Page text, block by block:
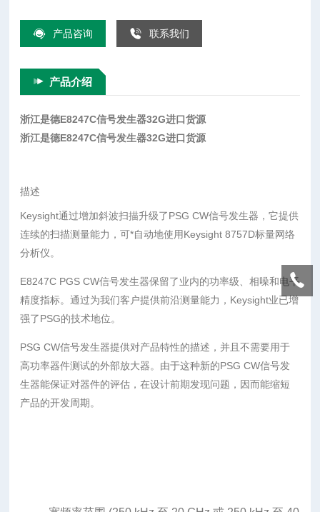
产品咨询 联系我们
产品介绍
浙江是德E8247C信号发生器32G进口货源
浙江是德E8247C信号发生器32G进口货源
描述
Keysight通过增加斜波扫描升级了PSG CW信号发生器，它提供
连续的扫描测量能力，可*自动地使用Keysight 8757D标量网络
分析仪。
E8247C PGS CW信号发生器保留了业内的功率级、相噪和电平
精度指标。通过为我们客户提供前沿测量能力，Keysight业已增
强了PSG的技术地位。
PSG CW信号发生器提供对产品特性的描述，并且不需要用于
高功率器件测试的外部放大器。由于这种新的PSG CW信号发
生器能保证对器件的评估，在设计前期发现问题，因而能缩短
产品的开发周期。